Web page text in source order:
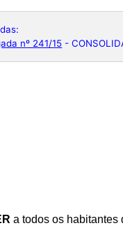
nº 241/15 -
a todos os habitantes